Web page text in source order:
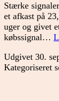
Stærke
et afkast på
uger og givet
købssignal…
Udgivet 30.
Kategoriseret